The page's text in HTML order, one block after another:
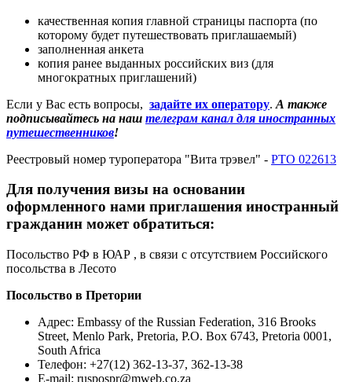
качественная копия главной страницы паспорта (по
которому будет путешествовать приглашаемый)
заполненная анкета
копия ранее выданных российских виз (для
многократных приглашений)
Если у Вас есть вопросы, задайте их оператору. А также
подписывайтесь на наш телеграм канал для иностранных
путешественников!
Реестровый номер туроператора "Вита трэвел" - РТО 022613
Для получения визы на основании
оформленного нами приглашения иностранный
гражданин может обратиться:
Посольство РФ в ЮАР , в связи с отсутствием Российского
посольства в Лесото
Посольство в Претории
Адрес: Embassy of the Russian Federation, 316 Brooks
Street, Menlo Park, Pretoria, P.O. Box 6743, Pretoria 0001,
South Africa
Телефон: +27(12) 362-13-37, 362-13-38
E-mail: ruspospr@mweb.co.za